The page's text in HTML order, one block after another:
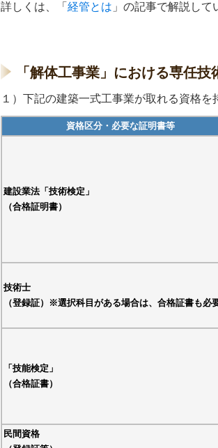
詳しくは、「 経管とは 」の記事で解説して
「解体工事業」における専任技
１）下記の建築一式工事業が取れる資格
資格区分・必要な証明書等
建設業法「技術検定」
（合格証明書）
技術士
（登録証）※選択科目がある場合は、合格証書も必要
「技能検定」
（合格証書）
民間資格